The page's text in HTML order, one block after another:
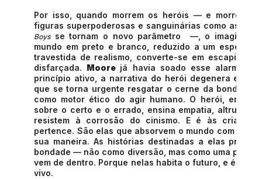
Por isso, quando morrem os heróis — e morrem,
figuras superpoderosas e sanguinárias como as de
Boysse tornam o novo parâmetro —, o imaginário
mundo em preto e branco, reduzido a um
travestida de realismo, converte-se em
disfarçada. Moore já havia soado esse alarme:
princípio ativo, a narrativa do herói degenera em
que se torna urgente resgatar o cerne da bondade
como motor ético do agir humano. O herói, em
sobre o certo e o errado, ensina empatia,
resistem à corrosão do cinismo. E é às
pertence. São elas que absorvem o mundo com
sua maneira. As histórias destinadas a elas
bondade — não como diversão, mas como uma
vem de dentro. Porque nelas habita o futuro, e é
vivo.